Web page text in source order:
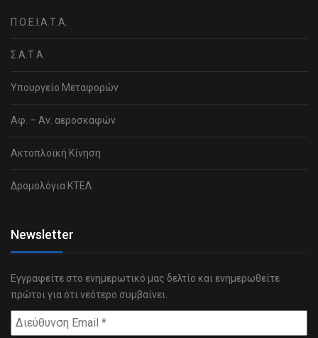
Π.Ο.Ε.Ι.Α.Τ.Α.
Σ.Α.Τ.Α
Υπουργείο Μεταφορών
Αφ. – Αν. αεροσκαφών
Ακτοπλοϊκή Κίνηση
Δρομολόγια ΚΤΕΛ
Newsletter
Εγγραφείτε στο ενημερωτικό μας δελτίο και ενημερωθείτε
πρώτοι για ότι νεότερο συμβαίνει.